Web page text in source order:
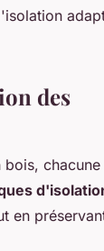
des
bois, chacune
en